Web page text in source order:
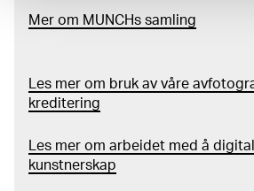
Mer om MUNCHs samling
Les mer om bruk av våre
kreditering
Les mer om arbeidet med å
kunstnerskap